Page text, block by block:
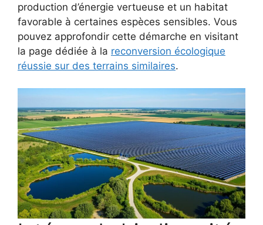
production d’énergie vertueuse et un habitat
favorable à certaines espèces sensibles. Vous
pouvez approfondir cette démarche en visitant
la page dédiée à la reconversion écologique
réussie sur des terrains similaires.